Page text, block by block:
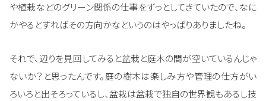
や植栽などのグリーン関係の仕事をずっとしてきていたので、なに
かやるとすればその方向かなというのはやっぱりありましたね。
それで、辺りを見回してみると盆栽と庭木の間が空いているんじゃ
ないか？と思ったんです。庭の樹木は楽しみ方や管理の仕方がい
ろいろと出そろっているし、盆栽は盆栽で独自の世界観もあるし技